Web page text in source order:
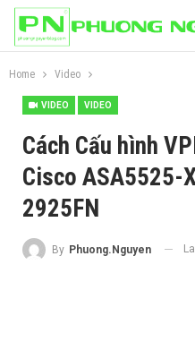
Home Video
VIDEO VIDEO
Cách Cấu hình
Cisco ASA5525-
2925FN
By Phuong.Nguyen